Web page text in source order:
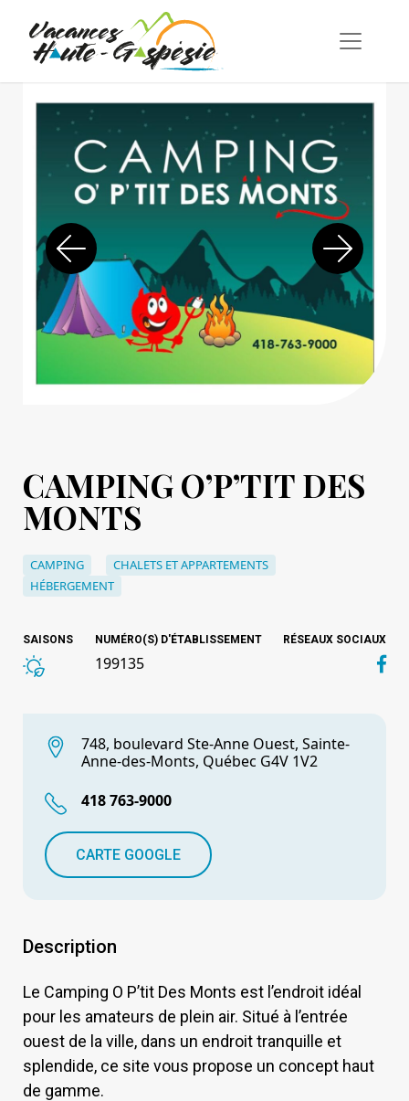
CAMPING O’P’TIT DES
MONTS
CAMPING
CHALETS ET APPARTEMENTS
HÉBERGEMENT
SAISONS NUMÉRO(S) D'ÉTABLISSEMENT
199135
RÉSEAUX SOCIAUX
748, boulevard Ste-Anne Ouest, Sainte-
Anne-des-Monts, Québec G4V 1V2
418 763-9000
CARTE GOOGLE
Description
Le Camping O P’tit Des Monts est l’endroit idéal
pour les amateurs de plein air. Situé à l’entrée
ouest de la ville, dans un endroit tranquille et
splendide, ce site vous propose un concept haut
de gamme.